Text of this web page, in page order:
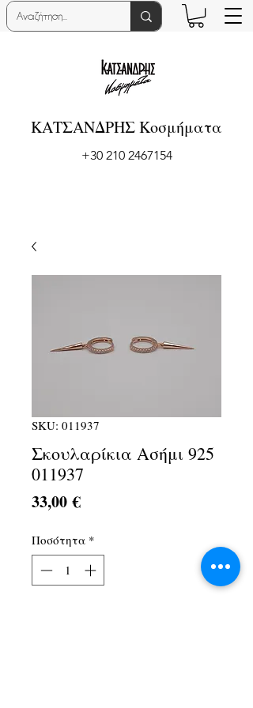
ΚΑΤΣΑΝΔΡΗΣ Κοσμήματα
+30 210 2467154
SKU: 011937
Σκουλαρίκια Ασήμι 925
011937
33,00 €Τιμή
Ποσότητα *